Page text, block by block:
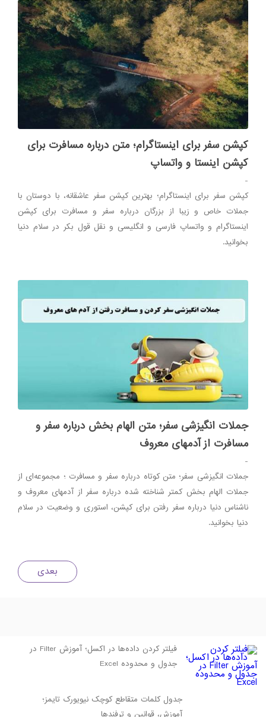
کپشن سفر برای اینستاگرام؛ متن درباره مسافرت برای
کپشن اینستا و واتساپ
-
کپشن سفر برای اینستاگرام؛ بهترین کپشن سفر عاشقانه، با دوستان با
جملات خاص و زیبا از بزرگان درباره سفر و مسافرت برای کپشن
اینستاگرام و واتساپ فارسی و انگلیسی و نقل قول بکر در سلام دنیا
بخوانید.
جملات انگیزشی سفر؛ متن الهام بخش درباره سفر و
مسافرت از آدمهای معروف
-
جملات انگیزشی سفر؛ متن کوتاه درباره سفر و مسافرت ؛ مجموعه‌ای از
جملات الهام‌ بخش کمتر شناخته شده درباره سفر از آدمهای معروف و
ناشناس دنیا درباره سفر رفتن برای کپشن، استوری و وضعیت در سلام
دنیا بخوانید.
بعدی
فیلتر کردن داده‌ها در اکسل؛ آموزش Filter در
جدول و محدوده Excel
جدول کلمات متقاطع کوچک نیویورک تایمز؛
آموزش، قوانین و ترفندها